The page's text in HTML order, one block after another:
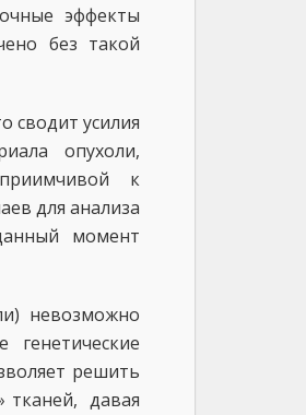
эффекты
без такой
сводит усилия
опухоли,
к
для анализа
момент
невозможно
решить
тканей, давая